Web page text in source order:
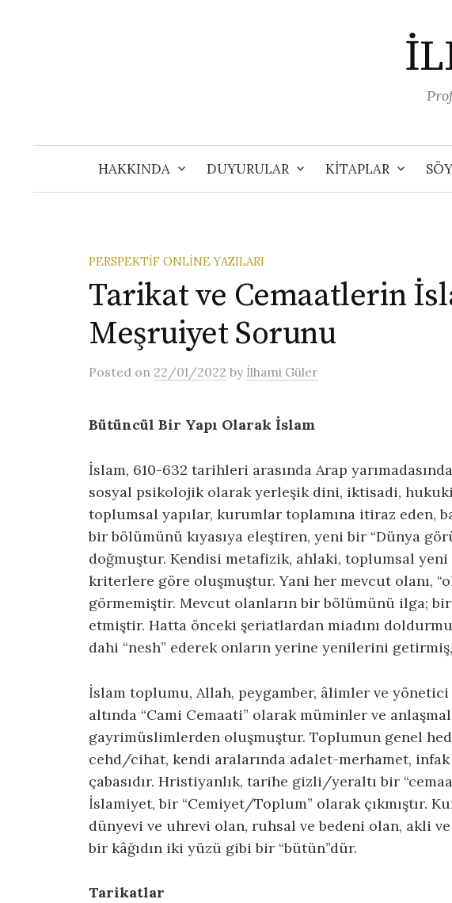
HAKKINDA DUYURULAR KİTAPLAR
PERSPEKTIF ONLINE YAZILARI
Tarikat ve Cemaatlerin
Meşruiyet Sorunu
Posted on 22/01/2022 by İlhami Güler
Bütüncül Bir Yapı Olarak İslam
İslam, 610-632 tarihleri arasında Arap
sosyal psikolojik olarak yerleşik dini, iktisadi,
toplumsal yapılar, kurumlar toplamına itiraz eden,
bir bölümünü kıyasıya eleştiren, yeni bir “Dünya
doğmuştur. Kendisi metafizik, ahlaki, toplumsal
kriterlere göre oluşmuştur. Yani her mevcut olanı,
görmemiştir. Mevcut olanların bir bölümünü ilga;
etmiştir. Hatta önceki şeriatlardan miadını
dahi “nesh” ederek onların yerine yenilerini
İslam toplumu, Allah, peygamber, âlimler ve
altında “Cami Cemaati” olarak müminler ve
gayrimüslimlerden oluşmuştur. Toplumun genel
cehd/cihat, kendi aralarında adalet-merhamet, infak
çabasıdır. Hristiyanlık, tarihe gizli/yeraltı bir
İslamiyet, bir “Cemiyet/Toplum” olarak çıkmıştır.
dünyevi ve uhrevi olan, ruhsal ve bedeni olan, akli
bir kâğıdın iki yüzü gibi bir “bütün”dür.
Tarikatlar